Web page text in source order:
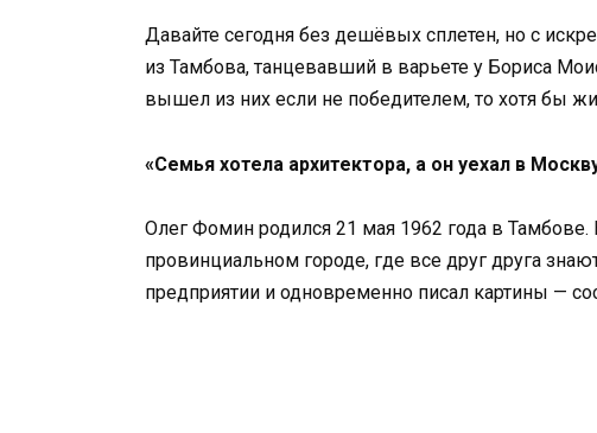
Давайте сегодня без дешёвых сплетен, но с
из Тамбова, танцевавший в варьете у Бориса
вышел из них если не победителем, то хотя бы
«Семья хотела архитектора, а он уехал в
Олег Фомин родился 21 мая 1962 года в
провинциальном городе, где все друг друга
предприятии и одновременно писал картины —